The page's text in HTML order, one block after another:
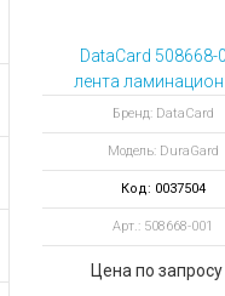
DataCard 508668-
лента
Duragard 0.5 mil
отпечатков
Бренд: DataCard
Модель: DuraGard
Код: 0037504
Арт.: 508668-001
Цена по запросу